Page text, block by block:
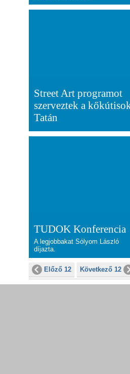
Street Art programot
szerveztek a
Tatán
TUDOK Konferencia
A legjobbakat Sólyom László
díjazta.
Előző 12 Következő 12